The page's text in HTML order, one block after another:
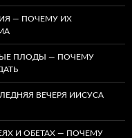
— ПОЧЕМУ ИХ
ПЛОДЫ — ПОЧЕМУ
ВЕЧЕРЯ ИИСУСА
И ОБЕТАХ — ПОЧЕМУ